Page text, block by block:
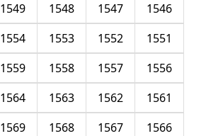
1546
1547
1548
1549
1551
1552
1553
1554
1556
1557
1558
1559
1561
1562
1563
1564
1566
1567
1568
1569